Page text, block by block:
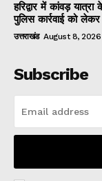
हरिद्वार में कांवड़
पुलिस कार्रवाई को
उत्तराखंड August 8, 2026
Subscribe